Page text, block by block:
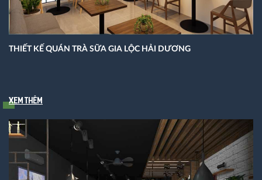
THIẾT KẾ QUÁN TRÀ SỮA GIA LỘC HẢI DƯƠNG
Xem thêm